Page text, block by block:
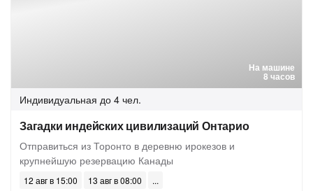
На машине
8 часов
Индивидуальная до 4 чел.
Загадки индейских цивилизаций Онтарио
Отправиться из Торонто в деревню ирокезов и
крупнейшую резервацию Канады
12 авг в 15:00
13 авг в 08:00